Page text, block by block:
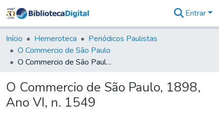
&
Coleções
Tudo na
Biblioteca
Estatísticas
Entrar
Início Hemeroteca
Periódicos Paulistas
O Commercio de São Paulo
O Commercio de São Paulo, 1898, Ano VI, n. 1549
O Commercio de São Paulo, 1898,
Ano VI, n. 1549